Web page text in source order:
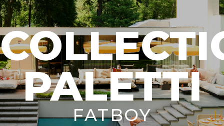
PALETTI
FATBOY